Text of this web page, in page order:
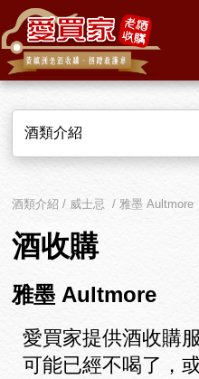
酒類介紹
酒類介紹 / 威士忌 / 雅墨 Aultmore
酒收購
雅墨 Aultmore
愛買家提供酒收購
可能已經不喝了，